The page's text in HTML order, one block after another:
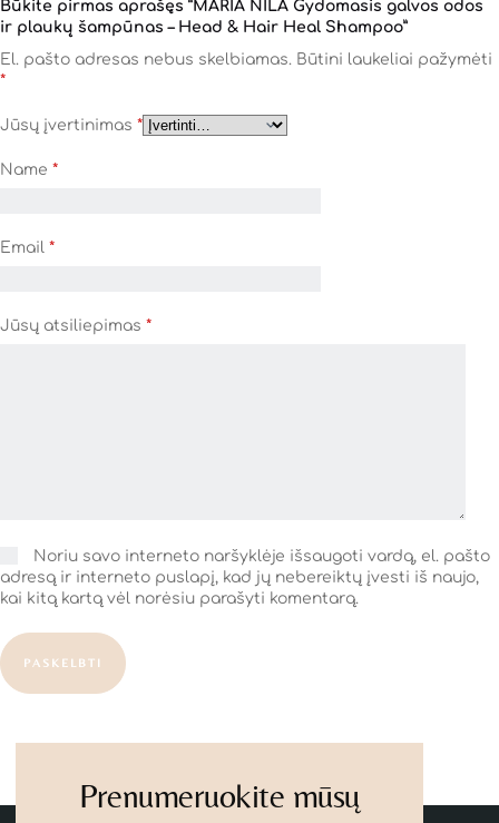
Būkite pirmas aprašęs “MARIA NILA Gydomasis galvos odos
ir plaukų šampūnas – Head & Hair Heal Shampoo”
El. pašto adresas nebus skelbiamas. Būtini laukeliai pažymėti
*
Jūsų įvertinimas *
Name *
Email *
Jūsų atsiliepimas *
Noriu savo interneto naršyklėje išsaugoti vardą, el. pašto
adresą ir interneto puslapį, kad jų nebereiktų įvesti iš naujo,
kai kitą kartą vėl norėsiu parašyti komentarą.
PASKELBTI
Prenumeruokite mūsų